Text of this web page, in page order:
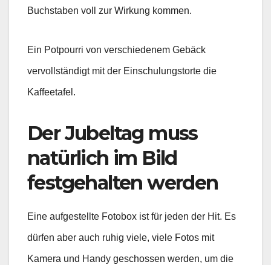
Buchstaben voll zur Wirkung kommen.
Ein Potpourri von verschiedenem Gebäck
vervollständigt mit der Einschulungstorte die
Kaffeetafel.
Der Jubeltag muss
natürlich im Bild
festgehalten werden
Eine aufgestellte Fotobox ist für jeden der Hit. Es
dürfen aber auch ruhig viele, viele Fotos mit
Kamera und Handy geschossen werden, um die